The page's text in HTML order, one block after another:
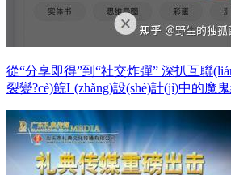
從“分享即得”到“社交炸彈” 深扒互聯
裂變?cè)鲩L(zhǎng)設(shè)計(jì)中的魔